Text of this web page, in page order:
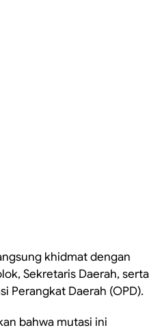
khidmat dengan
Sekretaris Daerah, serta
Perangkat Daerah (OPD).
bahwa mutasi ini